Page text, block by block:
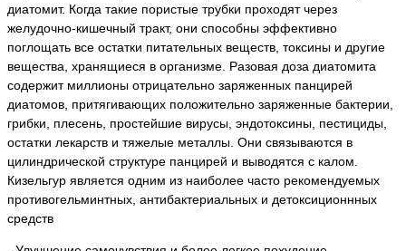
диатомит. Когда такие пористые трубки проходят через
желудочно-кишечный тракт, они способны эффективно
поглощать все остатки питательных веществ, токсины и другие
вещества, хранящиеся в организме. Разовая доза диатомита
содержит миллионы отрицательно заряженных панцирей
диатомов, притягивающих положительно заряженные бактерии,
грибки, плесень, простейшие вирусы, эндотоксины, пестициды,
остатки лекарств и тяжелые металлы. Они связываются в
цилиндрической структуре панцирей и выводятся с калом.
Кизельгур является одним из наиболее часто рекомендуемых
противогельминтных, антибактериальных и детоксиционнных
средств